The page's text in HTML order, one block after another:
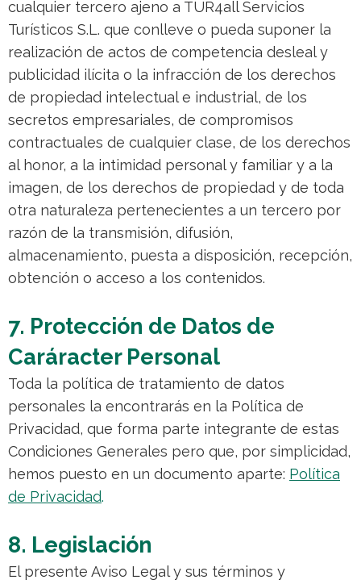
cualquier tercero ajeno a TUR4all Servicios
Turísticos S.L. que conlleve o pueda suponer la
realización de actos de competencia desleal y
publicidad ilícita o la infracción de los derechos
de propiedad intelectual e industrial, de los
secretos empresariales, de compromisos
contractuales de cualquier clase, de los derechos
al honor, a la intimidad personal y familiar y a la
imagen, de los derechos de propiedad y de toda
otra naturaleza pertenecientes a un tercero por
razón de la transmisión, difusión,
almacenamiento, puesta a disposición, recepción,
obtención o acceso a los contenidos.
7. Protección de Datos de
Caráracter Personal
Toda la política de tratamiento de datos
personales la encontrarás en la Política de
Privacidad, que forma parte integrante de estas
Condiciones Generales pero que, por simplicidad,
hemos puesto en un documento aparte: Política
de Privacidad.
8. Legislación
El presente Aviso Legal y sus términos y